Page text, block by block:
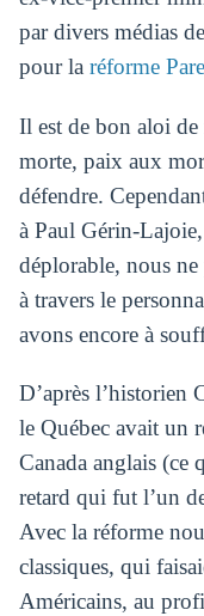
par divers médias
pour la réforme
Il est de bon aloi de
morte, paix aux
défendre.
à Paul Gérin-
déplorable, nous
à travers le
avons encore à
D’après l’historien
le Québec avait un
Canada anglais (ce
retard qui fut l’un
Avec la réforme
classiques, qui
Américains, au